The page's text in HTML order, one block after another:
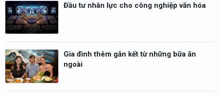
Đầu tư nhân lực cho công nghiệp văn hóa
Gia đình thêm gắn kết từ những bữa ăn
ngoài